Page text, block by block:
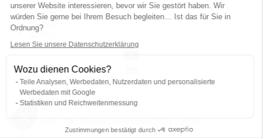
unserer Website interessieren, bevor wir Sie gestört haben. Wir
würden Sie gerne bei Ihrem Besuch begleiten… Ist das für Sie in
Ordnung?
Lesen Sie unsere Datenschutzerklärung
Wozu dienen Cookies?
Teile Analysen, Werbedaten, Nutzerdaten und personalisierte
Werbedaten mit Google
Statistiken und Reichweitenmessung
Zustimmungen bestätigt durch
English
Français
Italiano
Impressum
Informationen zur DSGVO